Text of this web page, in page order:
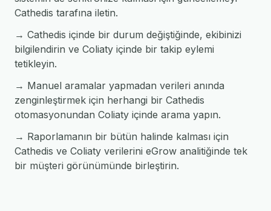
Cathedis tarafına iletin.
→ Cathedis içinde bir durum değiştiğinde, ekibinizi
bilgilendirin ve Coliaty içinde bir takip eylemi
tetikleyin.
→ Manuel aramalar yapmadan verileri anında
zenginleştirmek için herhangi bir Cathedis
otomasyonundan Coliaty içinde arama yapın.
→ Raporlamanın bir bütün halinde kalması için
Cathedis ve Coliaty verilerini eGrow analitiğinde tek
bir müşteri görünümünde birleştirin.